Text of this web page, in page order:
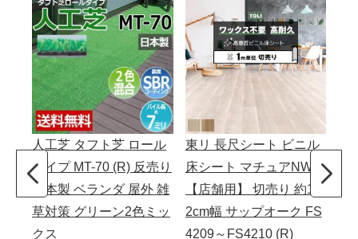
人工芝 タフト芝 ロール
タイプ MT-70 (R) 反売り
日本製 ベランダ 屋外 雑
草対策 グリーン2色ミッ
クス
東リ 長尺シート ビニル
床シート マチュアNW
【店舗用】 切売り 約18
2cm幅 サップオーク FS
4209～FS4210 (R)